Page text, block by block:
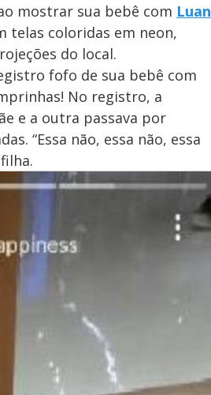
mostrar sua bebê com Luan
telas coloridas em neon,
do local.
fofo de sua bebê com
No registro, a
e a outra passava por
“Essa não, essa não, essa